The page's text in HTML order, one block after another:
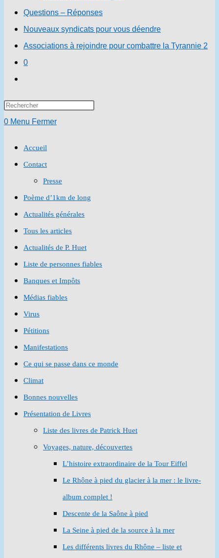
Questions – Réponses
Nouveaux syndicats pour vous déendre
Associations à rejoindre pour combattre la Tyrannie 2
0
search
Press
0 Menu Fermer
Accueil
Contact
Presse
Poème d’1km de long
Actualités générales
Tous les articles
Actualités de P. Huet
Liste de personnes fiables
Banques et Impôts
Médias fiables
Virus
Pétitions
Manifestations
Ce qui se passe dans ce monde
Climat
Bonnes nouvelles
Présentation de Livres
Liste des livres de Patrick Huet
Voyages, nature, découvertes
L’histoire extraordinaire de la Tour Eiffel
Le Rhône à pied du glacier à la mer : le livre-
album complet !
Descente de la Saône à pied
La Seine à pied de la source à la mer
Les différents livres du Rhône – liste et